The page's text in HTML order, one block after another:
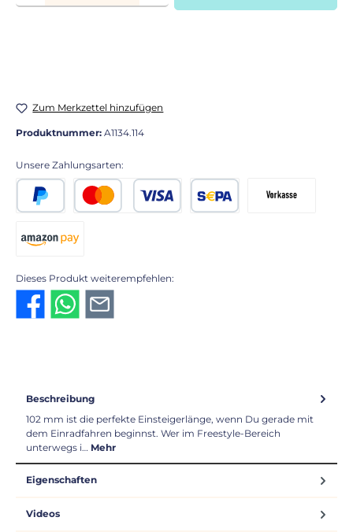
Zum Merkzettel hinzufügen
Produktnummer: A1134.114
Unsere Zahlungsarten:
Dieses Produkt weiterempfehlen:
Beschreibung
102 mm ist die perfekte Einsteigerlänge, wenn Du gerade mit
dem Einradfahren beginnst. Wer im Freestyle-Bereich
unterwegs i… Mehr
Eigenschaften
Videos